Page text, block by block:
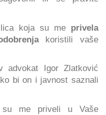
koja su me privela
koristili vaše
advokat Igor Zlatković
bi on i javnost saznali
me priveli u Vaše